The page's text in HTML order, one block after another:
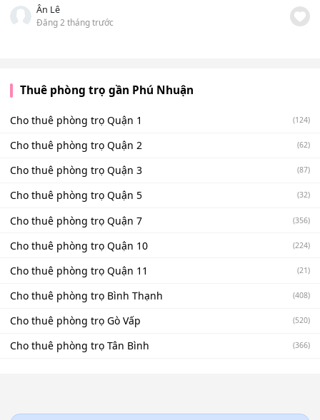
Ân Lê
Đăng 2 tháng trước
Thuê phòng trọ gần Phú Nhuận
Cho thuê phòng trọ Quận 1 (124)
Cho thuê phòng trọ Quận 2 (62)
Cho thuê phòng trọ Quận 3 (87)
Cho thuê phòng trọ Quận 5 (32)
Cho thuê phòng trọ Quận 7 (356)
Cho thuê phòng trọ Quận 10 (224)
Cho thuê phòng trọ Quận 11 (21)
Cho thuê phòng trọ Bình Thạnh (408)
Cho thuê phòng trọ Gò Vấp (520)
Cho thuê phòng trọ Tân Bình (366)